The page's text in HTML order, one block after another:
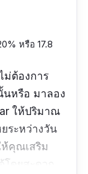
หรือ 17.8
ม่ต้องการ
นหรือ มาลอง
ให้ปริมาณ
ระหว่างวัน
คุณเสริม
ดยสะดวก